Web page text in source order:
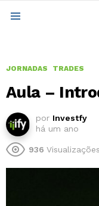
JORNADAS TRADES
Aula –
por Investfy
há um ano
936 Visualizações